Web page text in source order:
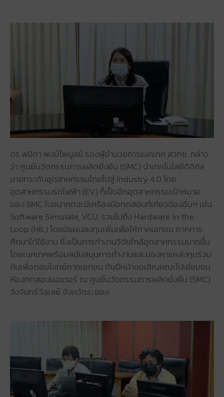
ดร.พนิตา พงษ์ไพบูลย์ รองผู้อำนวยการเนคเทค สวทช. กล่าว
ว่า ศูนย์นวัตกรรมการผลิตยั่งยืน (SMC) นำเทคโนโลยีดิจิทัล
มายกระดับอุตสาหกรรมไทยไปสู่ Industry 4.0 โดย
อุตสาหกรรมรถไฟฟ้า (EV) ก็เป็นอีกอุตสาหกรรมเป้าหมาย
ของ SMC ในอนาคตจะมีเครื่องมือทดสอบที่เกี่ยวข้องอื่นๆ เช่น
Software Simulate, VCU, รวมไปถึง Hardware in the
Loop (HIL) โดยมีแผนลงทุนเพิ่มเพื่อให้ภาคเอกชน ภาคการ
ศึกษาได้ใช้งาน ซึ่งเป็นการทำงานวิจัยใกล้อุตสาหกรรมมากขึ้น
โดยเนคเทคพร้อมสนับสนุนการทำงานและมองหาแหล่งทุนร่วม
กันเพื่อตอบโจทย์ภาคเอกชน ต้นปีหน้าขอเชิญคณะไปเยี่ยมชม
ห้องทดสอบมอเตอร์ ณ ศูนย์นวัตกรรมการผลิตยั่งยืน (SMC)
วังจันทร์วัลเลย์ จังหวัดระยอง